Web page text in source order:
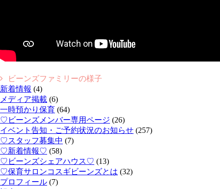
ビーンズファミリーの様子
新着情報 (4)
メディア掲載 (6)
一時預かり保育 (64)
♡ビーンズメンバー専用ページ (26)
イベント告知・ご予約状況のお知らせ (257)
♡スタッフ募集中 (7)
♡新着情報♡ (58)
♡ビーンズシェアハウス♡ (13)
♡保育サロンコスギビーンズとは (32)
プロフィール (7)